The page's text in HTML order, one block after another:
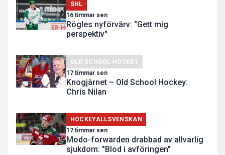
SHL
16 timmar sen
Rögles nyförvärv: "Gett mig
perspektiv"
OLD SCHOOL HOCKEY
17 timmar sen
Knogjärnet – Old School Hockey:
Chris Nilan
HOCKEYALLSVENSKAN
17 timmar sen
Modo-forwarden drabbad av allvarlig
sjukdom: "Blod i avföringen"